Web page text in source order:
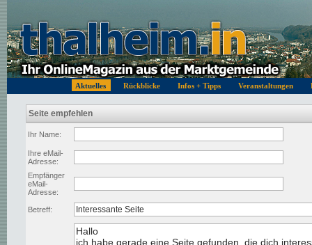
Aktuelles Rückblicke Infos + Tipps Veranstaltungen
Seite empfehlen
Ihr Name:
Ihre eMail-
Adresse:
Empfänger
eMail-
Adresse:
Betreff: